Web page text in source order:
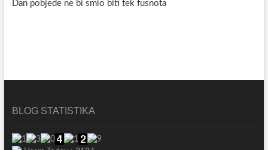
Dan pobjede ne bi smio biti tek fusnota
BLOG STATISTIKA